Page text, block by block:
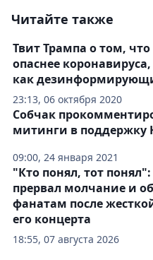
Читайте также
23:13, 06 октября 2020
Твит Трампа о том, что
опаснее
как
09:00, 24 января 2021
Собчак
митинги в поддержку
18:55, 07 августа 2026
"Кто понял, тот
прервал молчание и
фанатам после
его концерта